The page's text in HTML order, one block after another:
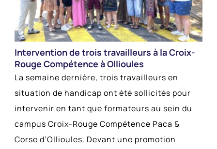
Intervention de trois travailleurs à la Croix-
Rouge Compétence à Ollioules
La semaine dernière, trois travailleurs en
situation de handicap ont été sollicités pour
intervenir en tant que formateurs au sein du
campus Croix-Rouge Compétence Paca &
Corse d’Ollioules. Devant une promotion